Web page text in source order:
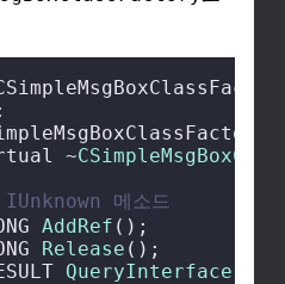
~
메소드
AddRef ();
Release ();
QueryInterface